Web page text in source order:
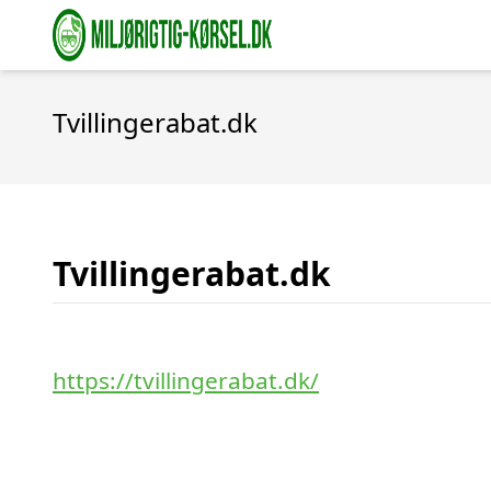
Tvillingerabat.dk
Tvillingerabat.dk
https://tvillingerabat.dk/